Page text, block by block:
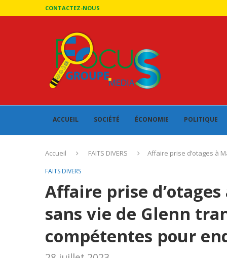
CONTACTEZ-NOUS
ACCUEIL SOCIÉTÉ ÉCONOMIE POLITIQUE
Accueil FAITS DIVERS Affaire prise d’otages à
FAITS DIVERS
Affaire prise
sans vie de Glenn
compétentes pour